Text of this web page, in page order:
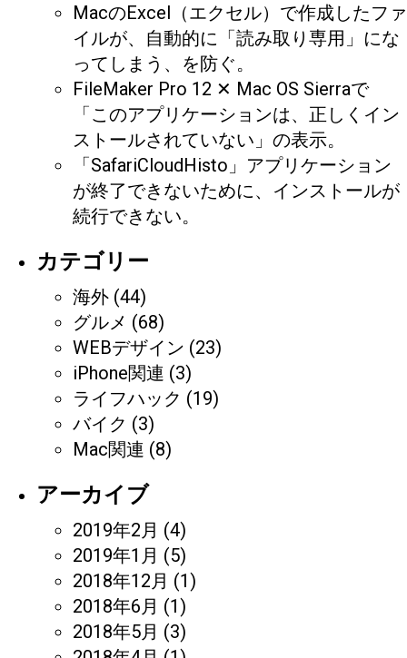
MacのExcel（エクセル）で作成したファ
イルが、自動的に「読み取り専用」にな
ってしまう、を防ぐ。
FileMaker Pro 12 ✕ Mac OS Sierraで
「このアプリケーションは、正しくイン
ストールされていない」の表示。
「SafariCloudHisto」アプリケーション
が終了できないために、インストールが
続行できない。
カテゴリー
海外 (44)
グルメ (68)
WEBデザイン (23)
iPhone関連 (3)
ライフハック (19)
バイク (3)
Mac関連 (8)
アーカイブ
2019年2月 (4)
2019年1月 (5)
2018年12月 (1)
2018年6月 (1)
2018年5月 (3)